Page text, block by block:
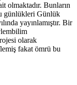
olmaktadır. Bunların
günlükleri Günlük
yayınlamıştır. Bir
olarak
fakat ömrü bu